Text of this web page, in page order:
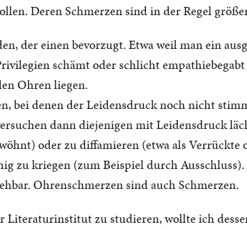
Deren Schmerzen sind in der Regel
der einen bevorzugt. Etwa weil man ein
schämt oder schlicht
Ohren liegen.
bei denen der Leidensdruck noch nicht
dann diejenigen mit Leidensdruck
oder zu diffamieren (etwa als Verrückte
zu kriegen (zum Beispiel durch
Ohrenschmerzen sind auch Schmerzen.
Literaturinstitut zu studieren, wollte ich